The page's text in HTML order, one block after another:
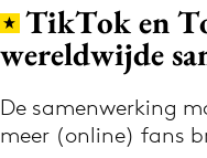
Volg het laatste
TikTok en
wereldwijde
De samenwerking
meer (online) fans